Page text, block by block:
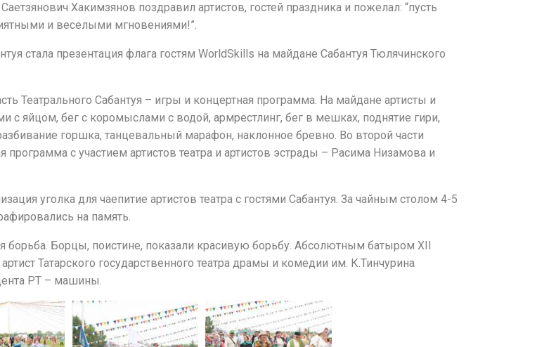
Хакимзянов поздравил артистов, гостей праздника и пожелал: “пусть
и веселыми мгновениями!”.
стала презентация флага гостям WorldSkills на майдане Сабантуя Тюлячинского
Театрального Сабантуя – игры и концертная программа. На майдане артисты и
с яйцом, бег с коромыслами с водой, армрестлинг, бег в мешках, поднятие гири,
горшка, танцевальный марафон, наклонное бревно. Во второй части
с участием артистов театра и артистов эстрады – Расима Низамова и
уголка для чаепитие артистов театра с гостями Сабантуя. За чайным столом 4-5
на память.
борьба. Борцы, поистине, показали красивую борьбу. Абсолютным батыром XII
Татарского государственного театра драмы и комедии им. К.Тинчурина
РТ – машины.